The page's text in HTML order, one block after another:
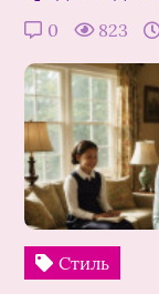
0 823
Стиль